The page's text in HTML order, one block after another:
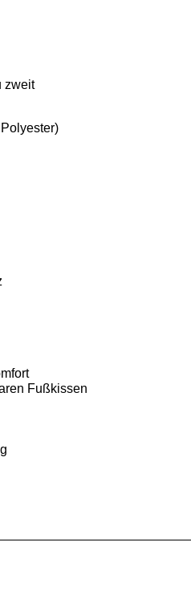
zweit
Fußkissen